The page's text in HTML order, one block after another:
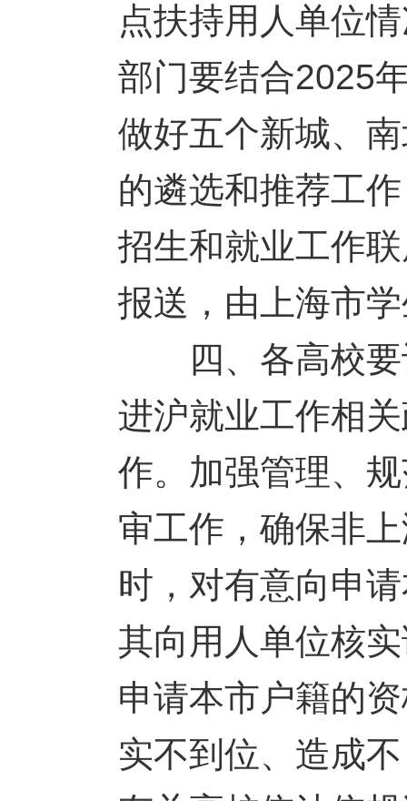
点扶持用人单位
部门要结合2025
做好五个新城、
的遴选和推荐工
招生和就业工作
报送，由上海市
四、各高校要
进沪就业工作相
作。加强管理、
审工作，确保非
时，对有意向申
其向用人单位核
申请本市户籍的
实不到位、造成